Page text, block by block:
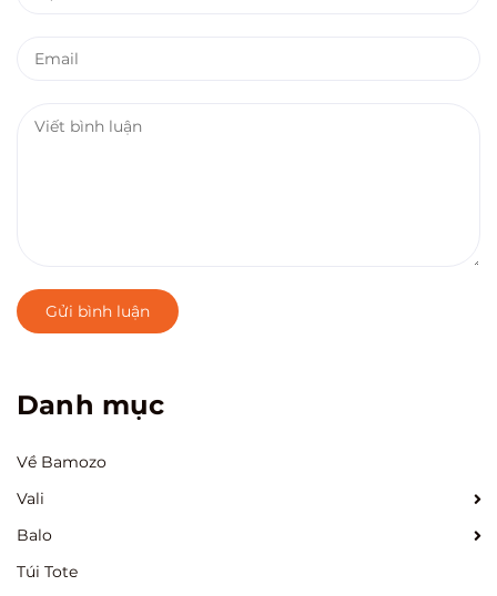
Gửi bình luận
Danh mục
Về Bamozo
Vali
Balo
Túi Tote